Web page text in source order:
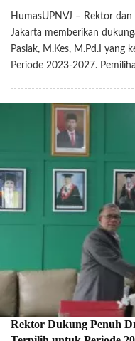
HumasUPNVJ – Rektor dan
Jakarta memberikan
Pasiak, M.Kes, M.Pd.I yang
Periode 2023-2027.
Rektor Dukung Penuh